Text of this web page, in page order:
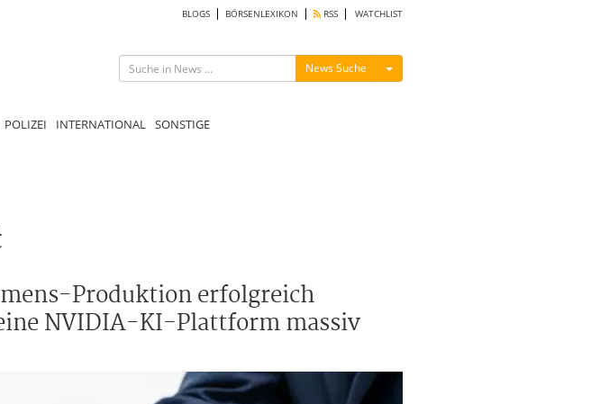
BLOGS BÖRSENLEXIKON RSS WATCHLIST
News Suche Menü ein-/ausblenden
POLIZEI INTERNATIONAL SONSTIGE
Produktion erfolgreich
NVIDIA-KI-Plattform massiv